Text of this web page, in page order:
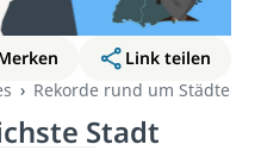
Link teilen
Rekorde rund um Städte
Stadt